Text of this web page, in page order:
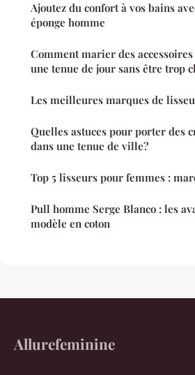
Ajoutez du confort à vos bains
éponge homme
Comment marier des
une tenue de jour sans être trop
Les meilleures marques de
Quelles astuces pour porter des
dans une tenue de ville?
Top 5 lisseurs pour femmes :
Pull homme Serge Blanco : les
modèle en coton
Allurefeminine